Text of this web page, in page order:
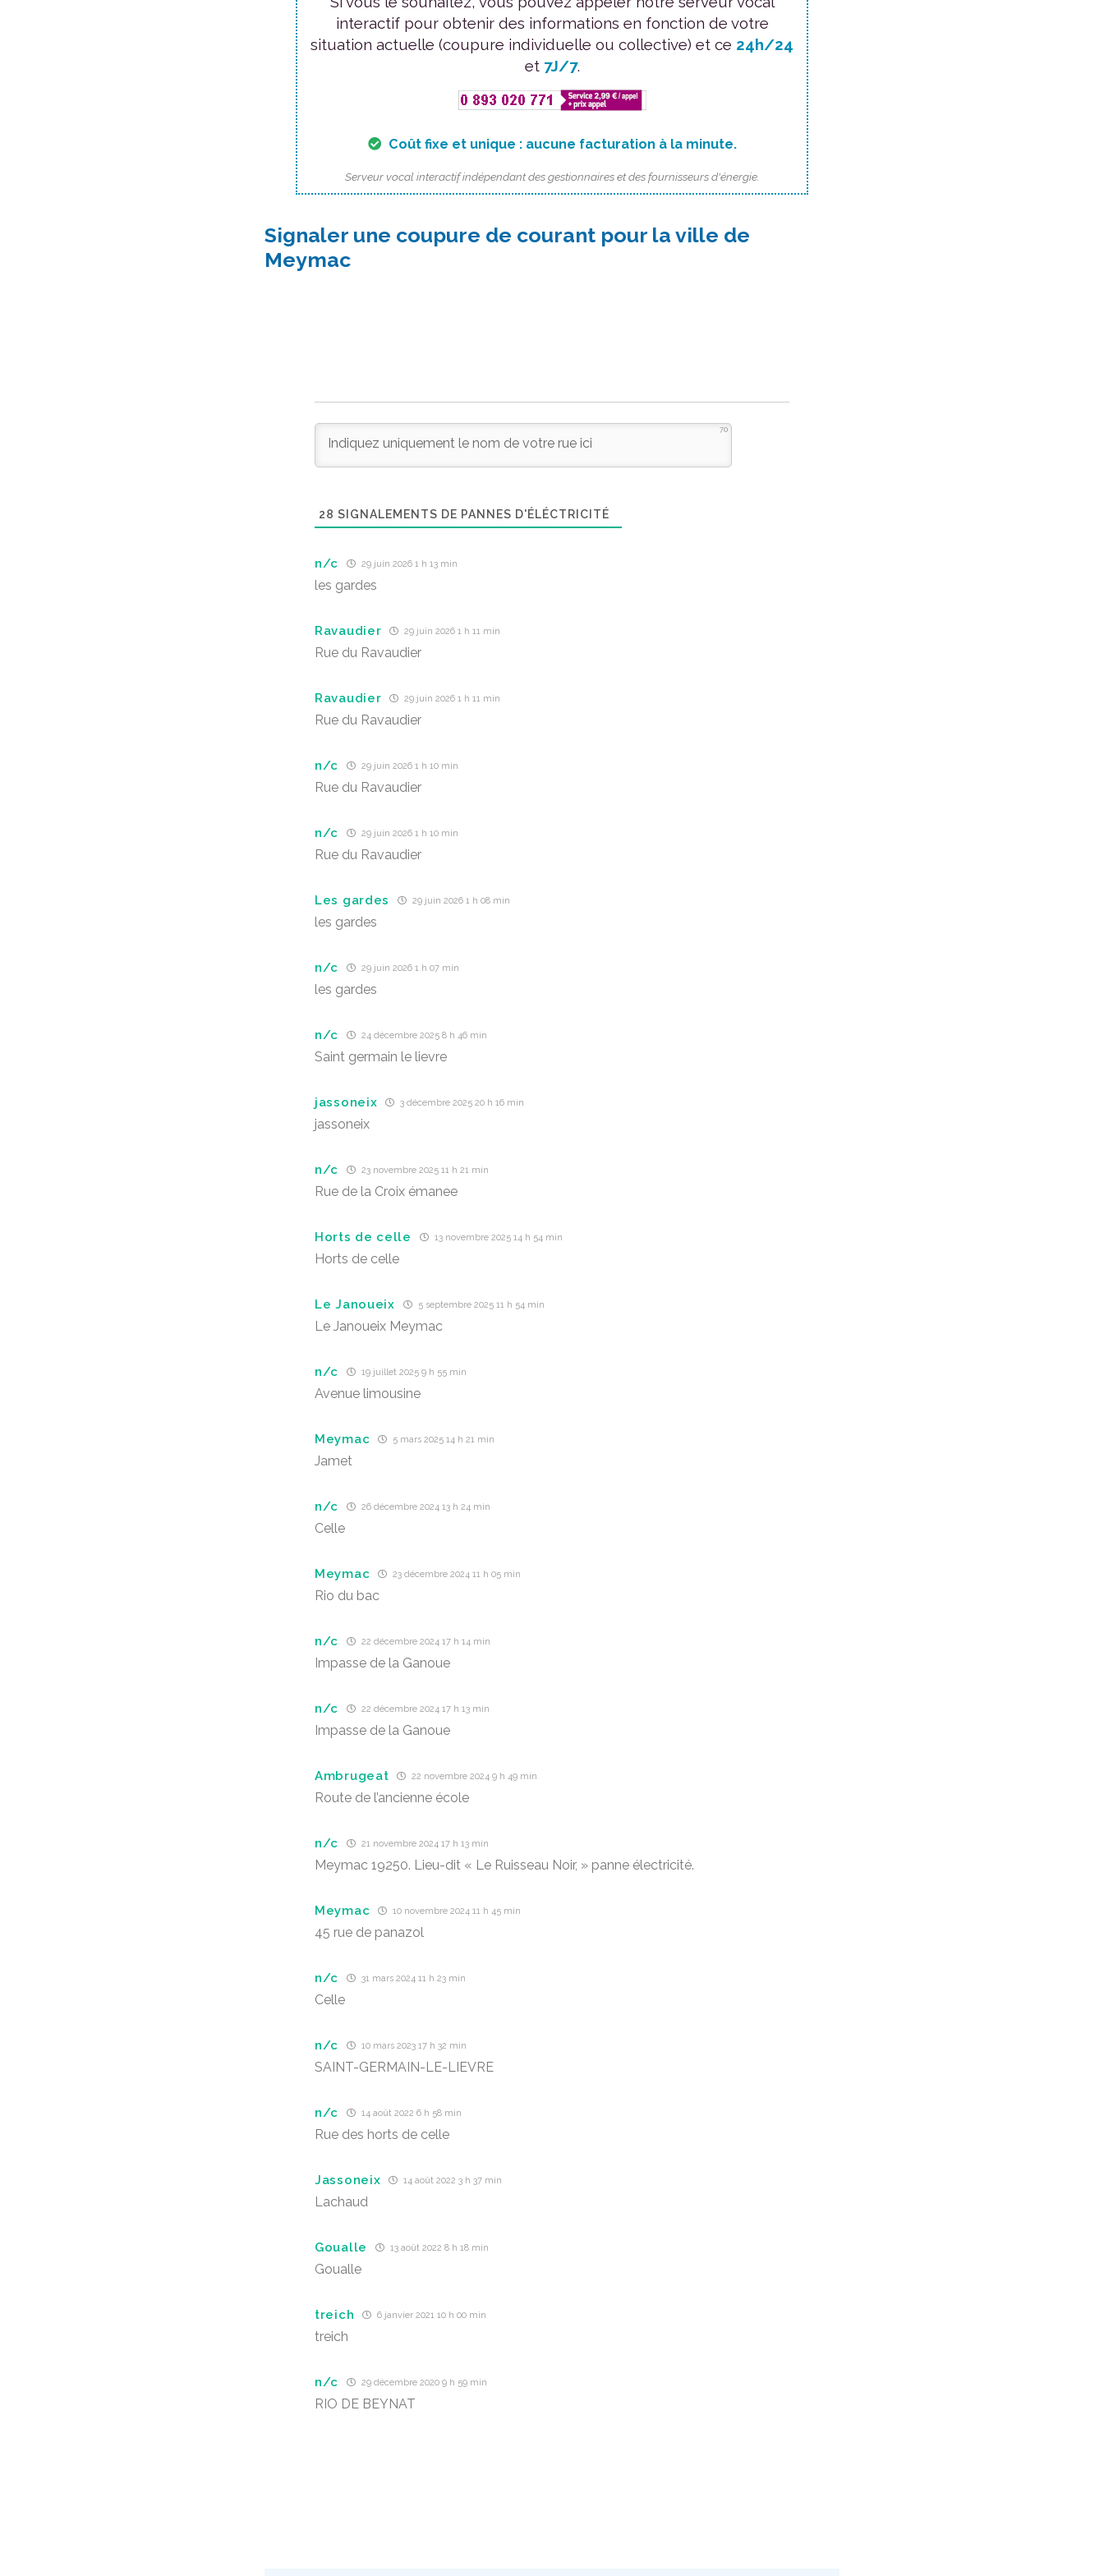
interactif pour obtenir des informations en fonction de votre
situation actuelle (coupure individuelle ou collective) et ce 24h/24
et 7J/7.
Coût fixe et unique : aucune facturation à la minute.
Serveur vocal interactif indépendant des gestionnaires et des fournisseurs d'énergie.
Signaler une coupure de courant pour la ville de
Meymac
70
28 SIGNALEMENTS DE PANNES D'ÉLÉCTRICITÉ
n/c 29 juin 2026 1 h 13 min
les gardes
Ravaudier 29 juin 2026 1 h 11 min
Rue du Ravaudier
Ravaudier 29 juin 2026 1 h 11 min
Rue du Ravaudier
n/c 29 juin 2026 1 h 10 min
Rue du Ravaudier
n/c 29 juin 2026 1 h 10 min
Rue du Ravaudier
Les gardes 29 juin 2026 1 h 08 min
les gardes
n/c 29 juin 2026 1 h 07 min
les gardes
n/c 24 décembre 2025 8 h 46 min
Saint germain le lievre
jassoneix 3 décembre 2025 20 h 16 min
jassoneix
n/c 23 novembre 2025 11 h 21 min
Rue de la Croix émanee
Horts de celle 13 novembre 2025 14 h 54 min
Horts de celle
Le Janoueix 5 septembre 2025 11 h 54 min
Le Janoueix Meymac
n/c 19 juillet 2025 9 h 55 min
Avenue limousine
Meymac 5 mars 2025 14 h 21 min
Jamet
n/c 26 décembre 2024 13 h 24 min
Celle
Meymac 23 décembre 2024 11 h 05 min
Rio du bac
n/c 22 décembre 2024 17 h 14 min
Impasse de la Ganoue
n/c 22 décembre 2024 17 h 13 min
Impasse de la Ganoue
Ambrugeat 22 novembre 2024 9 h 49 min
Route de l’ancienne école
n/c 21 novembre 2024 17 h 13 min
Meymac 19250. Lieu-dit « Le Ruisseau Noir, » panne électricité.
Meymac 10 novembre 2024 11 h 45 min
45 rue de panazol
n/c 31 mars 2024 11 h 23 min
Celle
n/c 10 mars 2023 17 h 32 min
SAINT-GERMAIN-LE-LIEVRE
n/c 14 août 2022 6 h 58 min
Rue des horts de celle
Jassoneix 14 août 2022 3 h 37 min
Lachaud
Goualle 13 août 2022 8 h 18 min
Goualle
treich 6 janvier 2021 10 h 00 min
treich
n/c 29 décembre 2020 9 h 59 min
RIO DE BEYNAT